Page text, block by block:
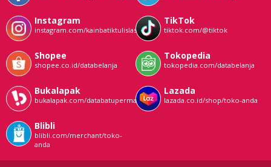
Instagram
instagram.com/kainbatiktulislasem
TikTok
tiktok.com/@tiktok
Shopee
shopee.co.id/databelanja
Tokopedia
tokopedia.com/databelanja
Bukalapak
bukalapak.com/databatupermata
Lazada
lazada.co.id/shop/toko-anda
Blibli
blibli.com/merchant/toko-
anda